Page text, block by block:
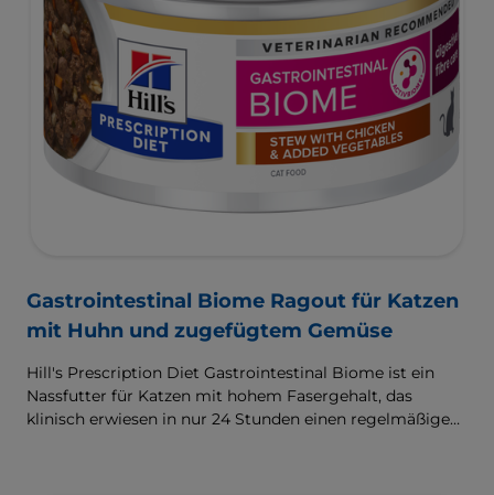
Gastrointestinal Biome Ragout für Katzen
mit Huhn und zugefügtem Gemüse
Hill's Prescription Diet Gastrointestinal Biome ist ein
Nassfutter für Katzen mit hohem Fasergehalt, das
klinisch erwiesen in nur 24 Stunden einen regelmäßigen,